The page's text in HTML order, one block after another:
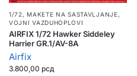
1/72, MAKETE NA SASTAVLJANJE,
VOJNI VAZDUHOPLOVI
AIRFIX 1/72 Hawker Siddeley
Harrier GR.1/AV-8A
Airfix
3.800,00 рсд